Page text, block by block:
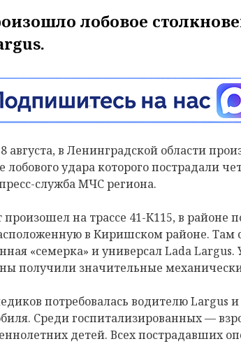
лобовое
8 августа, в Ленинградской области
лобового удара которого пострадали
служба МЧС региона.
на трассе 41-К115, в районе
в Киришском районе. Там
«семерка» и универсал Lada
получили значительные
потребовалась водителю Largus
Среди госпитализированных —
детей. Всех пострадавших